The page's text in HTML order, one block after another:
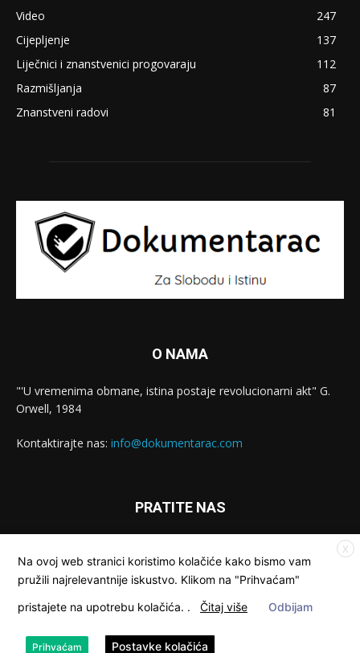
Video
247
Cijepljenje
137
Liječnici i znanstvenici progovaraju
112
Razmišljanja
87
Znanstveni radovi
81
O NAMA
"'U vremenima obmane, istina postaje revolucionarni akt" G.
Orwell, 1984
Kontaktirajte nas: info@dokumentarac.com
PRATITE NAS
© Dokumentarac || Sva prava pridržana.
X
Na ovoj web stranici koristimo kolačiće kako bismo vam
pružili najrelevantnije iskustvo. Klikom na "Prihvaćam"
pristajete na upotrebu kolačića. . Čitaj više Odbijam
Prihvaćam Postavke kolačića